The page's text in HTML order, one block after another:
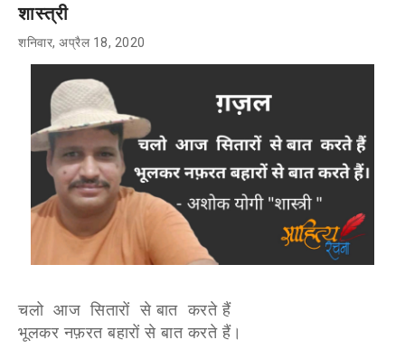
शास्त्री
शनिवार, अप्रैल 18, 2020
चलो आज सितारों से बात करते हैं
भूलकर नफ़रत बहारों से बात करते हैं।